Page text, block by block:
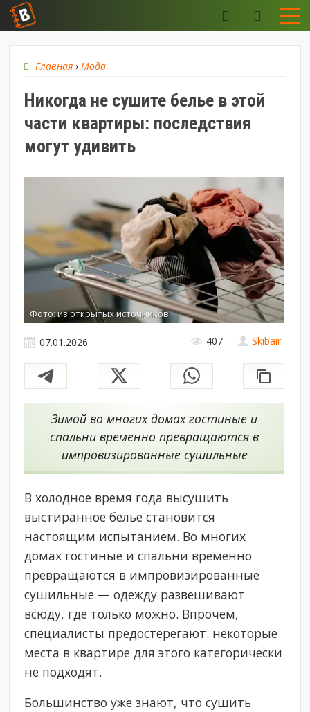
Главная ›Мода
Никогда не сушите белье в этой
части квартиры: последствия
могут удивить
Фото: из открытых источников
Skibair
07.01.2026 407
Зимой во многих домах гостиные и
спальни временно превращаются в
импровизированные сушильные
В холодное время года высушить
выстиранное белье становится
настоящим испытанием. Во многих
домах гостиные и спальни временно
превращаются в импровизированные
сушильные — одежду развешивают
всюду, где только можно. Впрочем,
специалисты предостерегают: некоторые
места в квартире для этого категорически
не подходят.
Большинство уже знают, что сушить